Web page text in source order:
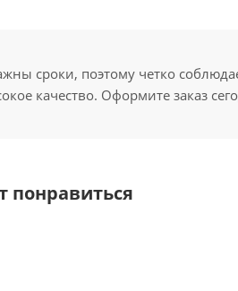
сроки, поэтому четко
качество. Оформите заказ
понравиться